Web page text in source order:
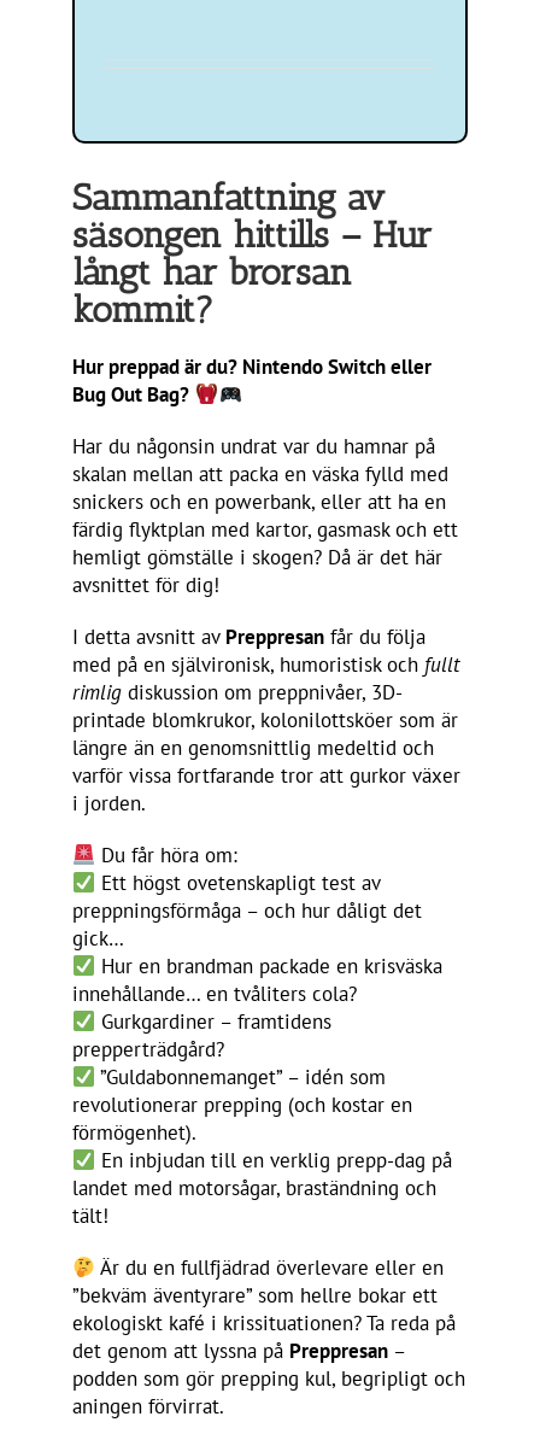
Sammanfattning av
säsongen hittills – Hur
långt har brorsan
kommit?
Hur preppad är du? Nintendo Switch eller
Bug Out Bag?
Har du någonsin undrat var du hamnar på
skalan mellan att packa en väska fylld med
snickers och en powerbank, eller att ha en
färdig flyktplan med kartor, gasmask och ett
hemligt gömställe i skogen? Då är det här
avsnittet för dig!
I detta avsnitt av Preppresan får du följa
med på en självironisk, humoristisk och fullt
rimlig diskussion om preppnivåer, 3D-
printade blomkrukor, kolonilottsköer som är
längre än en genomsnittlig medeltid och
varför vissa fortfarande tror att gurkor växer
i jorden.
Du får höra om:
Ett högst ovetenskapligt test av
preppningsförmåga – och hur dåligt det
gick…
Hur en brandman packade en krisväska
innehållande… en tvåliters cola?
Gurkgardiner – framtidens
prepperträdgård?
”Guldabonnemanget” – idén som
revolutionerar prepping (och kostar en
förmögenhet).
En inbjudan till en verklig prepp-dag på
landet med motorsågar, braständning och
tält!
Är du en fullfjädrad överlevare eller en
”bekväm äventyrare” som hellre bokar ett
ekologiskt kafé i krissituationen? Ta reda på
det genom att lyssna på Preppresan –
podden som gör prepping kul, begripligt och
aningen förvirrat.